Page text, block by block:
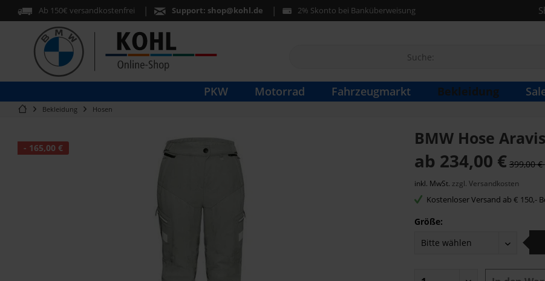
Ab 150€ versandkostenfrei Support: shop@kohl.de 2% Skonto bei Banküberweisung
PKW Motorrad Fahrzeugmarkt Bekleidung
Bekleidung Hosen
- 165,00 € BMW Hose
ab 234,00 € 399,00 €
inkl. MwSt. zzgl. Versandkosten
Kostenloser Versand ab € 150,-
Größe: